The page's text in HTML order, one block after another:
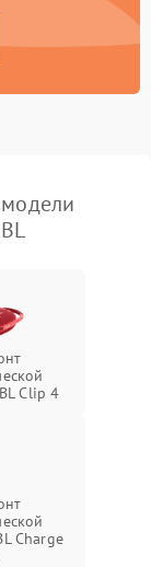
Clip 4
Charge